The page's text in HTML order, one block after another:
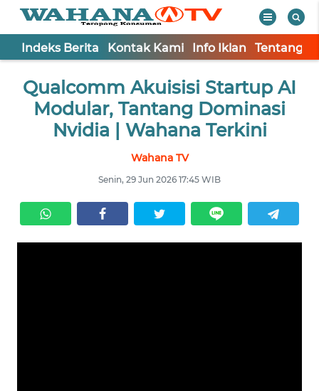
Indeks Berita Kontak Kami Info Iklan Tentang
Qualcomm Akuisisi Startup AI
Modular, Tantang Dominasi
Nvidia | Wahana Terkini
Wahana TV
Senin, 29 Jun 2026 17:45 WIB
TV
Tutup
KONTAK
KAMI